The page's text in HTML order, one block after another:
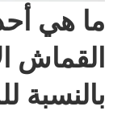
ما هي
القماش
بالنسبة